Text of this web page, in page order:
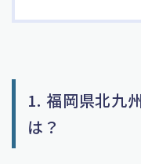
1. 福岡県北九
は？